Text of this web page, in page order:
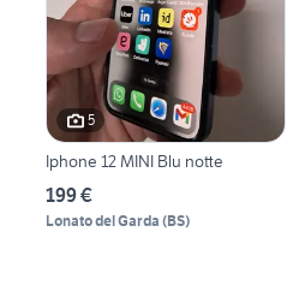
5
Iphone 12 MINI Blu notte
199 €
Lonato del Garda (BS)